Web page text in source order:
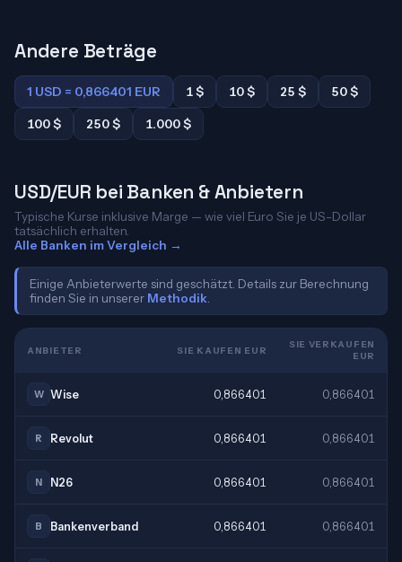
Andere Beträge
1 USD = 0,866401 EUR 1 $ 10 $ 25 $
50 $
100 $
250 $ 1.000 $
USD/EUR bei Banken & Anbietern
Typische Kurse inklusive Marge — wie viel Euro Sie je US-Dollar
tatsächlich erhalten.
Alle Banken im Vergleich →
Einige Anbieterwerte sind geschätzt. Details zur Berechnung
finden Sie in unserer Methodik
ANBIETER SIE KAUFEN EUR
SIE VERKAUFEN
EUR
W Wise 0,866401 0,866401
R Revolut 0,866401 0,866401
N N26 0,866401 0,866401
B Bankenverband 0,866401 0,866401